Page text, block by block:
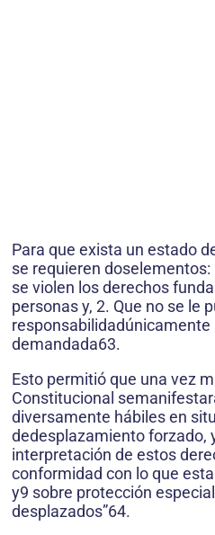
Para que exista un estado
se requieren
se violen los derechos
personas y, 2. Que no se le
responsabilidadúnicamente
demandada63.
Esto permitió que una vez
Constitucional
diversamente hábiles en
dedesplazamiento forzado,
interpretación de estos
conformidad con lo que
y9 sobre protección
desplazados”64.